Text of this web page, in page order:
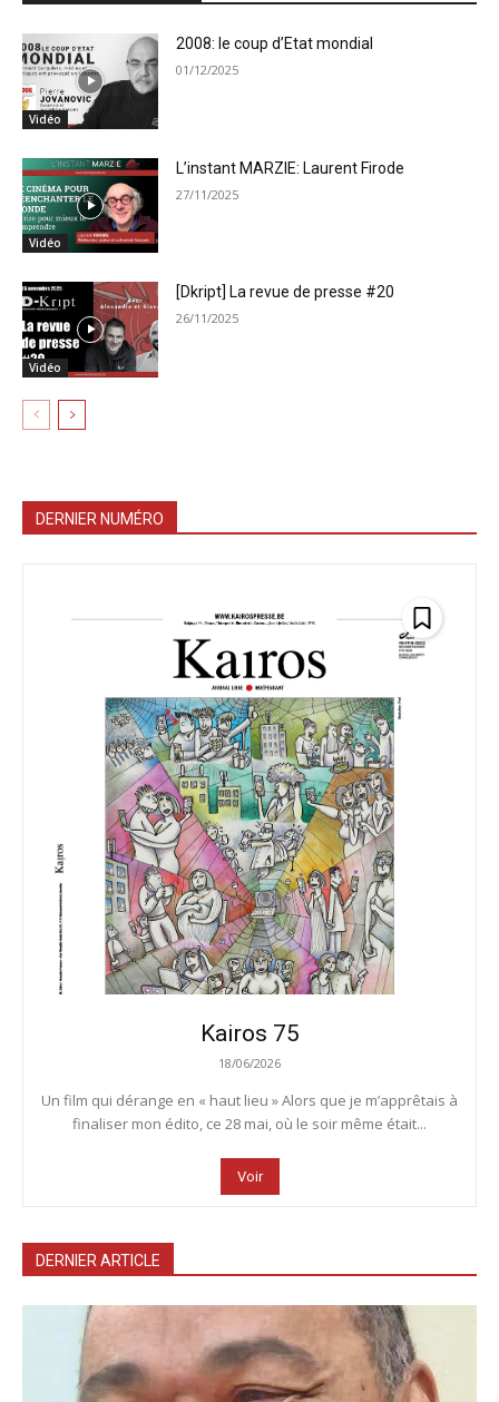
Vidéo
2008: le coup d’Etat mondial
01/12/2025
Vidéo
L’instant MARZIE: Laurent Firode
27/11/2025
Vidéo
[Dkript] La revue de presse #20
26/11/2025
DERNIER NUMÉRO
Kairos 75
18/06/2026
Un film qui dérange en « haut lieu » Alors que je m’apprêtais à
finaliser mon édito, ce 28 mai, où le soir même était...
Voir
DERNIER ARTICLE